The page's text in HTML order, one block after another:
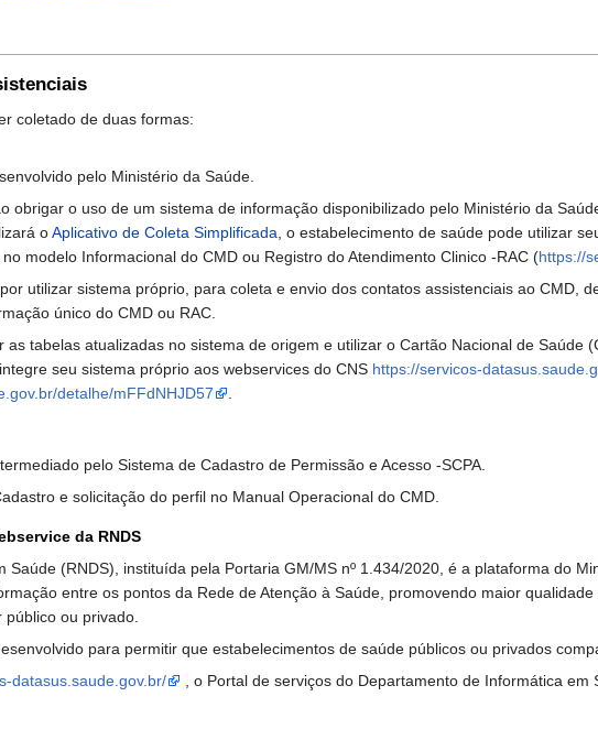
coletado de duas formas:
pelo Ministério da Saúde.
obrigar o uso de um sistema de informação disponibilizado pelo Ministério da
oAplicativo de Coleta Simplificada, o estabelecimento de saúde pode utilizar
modelo Informacional do CMD ou Registro do Atendimento Clinico -RAC (https://
utilizar sistema próprio, para coleta e envio dos contatos assistenciais ao CMD,
único do CMD ou RAC.
tabelas atualizadas no sistema de origem e utilizar o Cartão Nacional de Saúde
seu sistema próprio aos webservices do CNS https://servicos-
detalhe/mFFdNHJD57
.
pelo Sistema de Cadastro de Permissão e Acesso -SCPA.
e solicitação do perfil no Manual Operacional do CMD.
da RNDS
Saúde (RNDS), instituída pela Portaria GM/MS nº 1.434/2020, é a plataforma do
entre os pontos da Rede de Atenção à Saúde, promovendo maior
público ou privado.
para permitir que estabelecimentos de saúde públicos ou privados
datasus.saude.gov.br/
, o Portal de serviços do Departamento de Informática